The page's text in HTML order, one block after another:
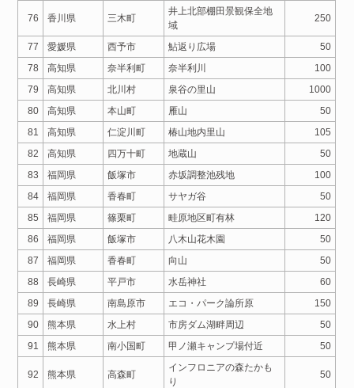
76 香川県 三木町
井上北部棚田景観保全地
域
250
77 愛媛県 西予市 鮎返り広場
50
78
高知県 奈半利町 奈半利川
100
79
高知県 北川村 泉谷の里山
1000
80
高知県 本山町 雁山
50
81
高知県 仁淀川町 椿山地内里山
105
82
高知県 四万十町 地蔵山
50
83
福岡県 飯塚市 赤坂調整池残地
100
84
福岡県 香春町 サヤガ谷
50
85
福岡県 篠栗町 畦原地区町有林
120
86
福岡県 飯塚市 八木山花木園
50
87
福岡県 香春町 向山
50
88
長崎県 平戸市 水岳神社
60
89
長崎県 南島原市 エコ・パーク論所原
150
90
熊本県 水上村 市房ダム湖畔周辺
50
91
熊本県 南小国町 甲ノ瀬キャンプ場付近 50
92 熊本県 高森町
インフロニアの森たかも
り
50